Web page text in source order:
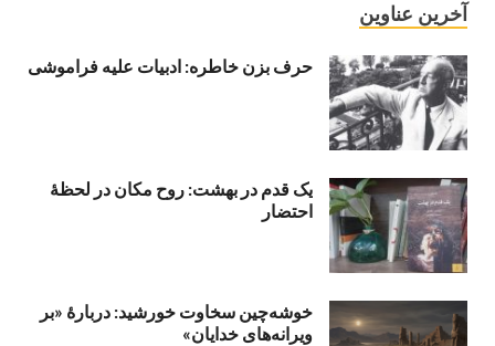
آخرین عناوین
حرف بزن خاطره: ادبیات علیه فراموشی
یک قدم در بهشت: روح مکان در لحظهٔ
احتضار
خوشه‌چین سخاوت خورشید: دربارهٔ «بر
ویرانه‌های خدایان»